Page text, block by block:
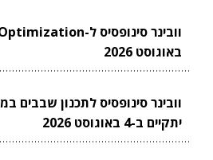
באוגוסט 2026
יתקיים ב-4 באוגוסט 2026